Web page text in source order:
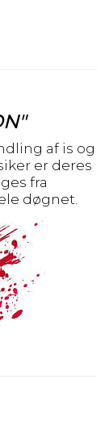
af is og
er deres
fra
døgnet.